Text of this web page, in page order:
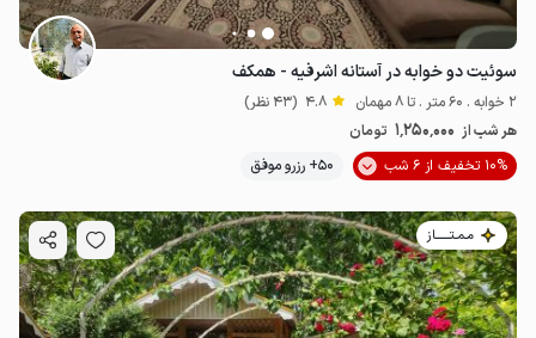
سوئیت دو خوابه در آستانه اشرفیه - همکف
2 خوابه . 60 متر . تا 8 مهمان 4.8 (43 نظر)
هر شب از 1٬250٬000 تومان
10% تخفیف از 6 شب
50+ رزرو موفق
مـمـتــــــاز